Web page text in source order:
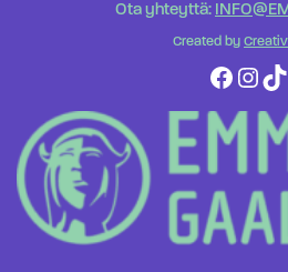
Ota yhteyttä:
Created by